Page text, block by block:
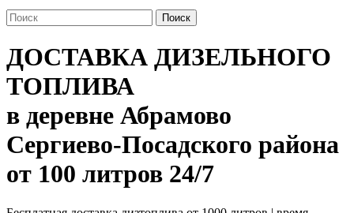
Поиск
ДОСТАВКА ДИЗЕЛЬНОГО
ТОПЛИВА
в деревне Абрамово
Сергиево-Посадского района
от 100 литров 24/7